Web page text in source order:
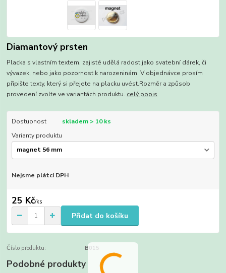
Diamantový prsten
Placka s vlastním textem, zajisté udělá radost jako svatební dárek, či
vývazek, nebo jako pozornost k narozeninám. V objednávce prosím
připište texty, který si přejete na placku uvést.Rozměr a způsob
provedení zvolte ve variantách produktu. celý popis
Dostupnost
skladem > 10 ks
Varianty produktu
Nejsme plátci DPH
25 Kč/ks
Přidat do košíku
Číslo produktu: B015
Podobné produkty